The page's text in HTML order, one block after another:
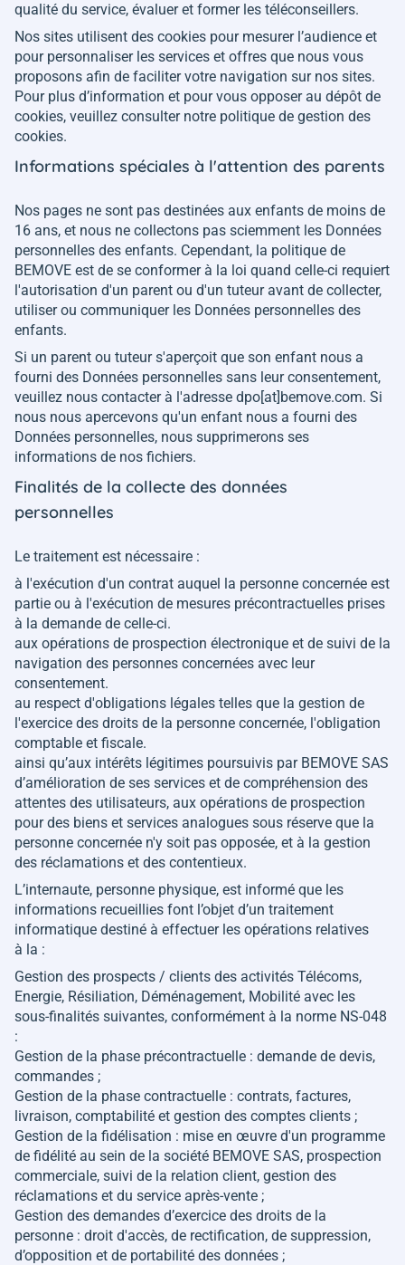
qualité du service, évaluer et former les téléconseillers.
Nos sites utilisent des cookies pour mesurer l’audience et
pour personnaliser les services et offres que nous vous
proposons afin de faciliter votre navigation sur nos sites.
Pour plus d’information et pour vous opposer au dépôt de
cookies, veuillez consulter notre politique de gestion des
cookies.
Informations spéciales à l'attention des parents
Nos pages ne sont pas destinées aux enfants de moins de
16 ans, et nous ne collectons pas sciemment les Données
personnelles des enfants. Cependant, la politique de
BEMOVE est de se conformer à la loi quand celle-ci requiert
l'autorisation d'un parent ou d'un tuteur avant de collecter,
utiliser ou communiquer les Données personnelles des
enfants.
Si un parent ou tuteur s'aperçoit que son enfant nous a
fourni des Données personnelles sans leur consentement,
veuillez nous contacter à l'adresse dpo[at]bemove.com. Si
nous nous apercevons qu'un enfant nous a fourni des
Données personnelles, nous supprimerons ses
informations de nos fichiers.
Finalités de la collecte des données
personnelles
Le traitement est nécessaire :
à l'exécution d'un contrat auquel la personne concernée est
partie ou à l'exécution de mesures précontractuelles prises
à la demande de celle-ci.
aux opérations de prospection électronique et de suivi de la
navigation des personnes concernées avec leur
consentement.
au respect d'obligations légales telles que la gestion de
l'exercice des droits de la personne concernée, l'obligation
comptable et fiscale.
ainsi qu’aux intérêts légitimes poursuivis par BEMOVE SAS
d’amélioration de ses services et de compréhension des
attentes des utilisateurs, aux opérations de prospection
pour des biens et services analogues sous réserve que la
personne concernée n'y soit pas opposée, et à la gestion
des réclamations et des contentieux.
L’internaute, personne physique, est informé que les
informations recueillies font l’objet d’un traitement
informatique destiné à effectuer les opérations relatives
à la :
Gestion des prospects / clients des activités Télécoms,
Energie, Résiliation, Déménagement, Mobilité avec les
sous-finalités suivantes, conformément à la norme NS-048
:
Gestion de la phase précontractuelle : demande de devis,
commandes ;
Gestion de la phase contractuelle : contrats, factures,
livraison, comptabilité et gestion des comptes clients ;
Gestion de la fidélisation : mise en œuvre d'un programme
de fidélité au sein de la société BEMOVE SAS, prospection
commerciale, suivi de la relation client, gestion des
réclamations et du service après-vente ;
Gestion des demandes d’exercice des droits de la
personne : droit d'accès, de rectification, de suppression,
d’opposition et de portabilité des données ;